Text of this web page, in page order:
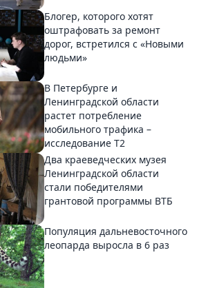
Блогер, которого хотят
оштрафовать за ремонт
дорог, встретился с «Новыми
людьми»
В Петербурге и
Ленинградской области
растет потребление
мобильного трафика –
исследование T2
Два краеведческих музея
Ленинградской области
стали победителями
грантовой программы ВТБ
Популяция дальневосточного
леопарда выросла в 6 раз